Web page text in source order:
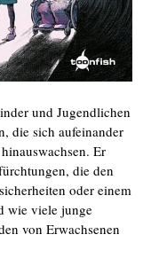
und Jugendlichen
die sich aufeinander
Er
die den
oder einem
wie viele junge
von Erwachsenen